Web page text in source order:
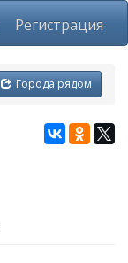
Регистрация
Города рядом